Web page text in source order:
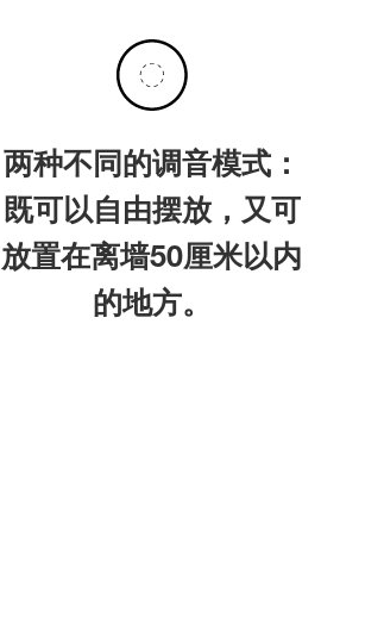
两种不同的调音模式：
既可以自由摆放，又可
放置在离墙50厘米以内
的地方。